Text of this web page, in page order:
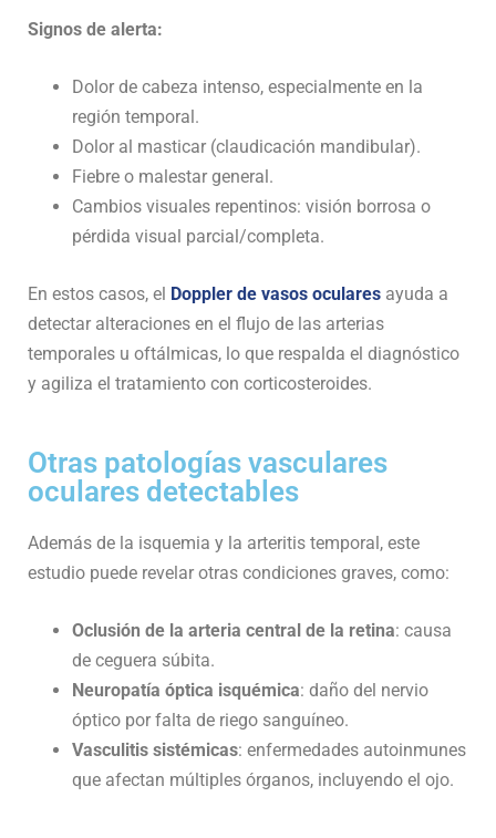
Signos de alerta:
Dolor de cabeza intenso, especialmente en la
región temporal.
Dolor al masticar (claudicación mandibular).
Fiebre o malestar general.
Cambios visuales repentinos: visión borrosa o
pérdida visual parcial/completa.
En estos casos, el Doppler de vasos oculares ayuda a
detectar alteraciones en el flujo de las arterias
temporales u oftálmicas, lo que respalda el diagnóstico
y agiliza el tratamiento con corticosteroides.
Otras patologías vasculares
oculares detectables
Además de la isquemia y la arteritis temporal, este
estudio puede revelar otras condiciones graves, como:
Oclusión de la arteria central de la retina: causa
de ceguera súbita.
Neuropatía óptica isquémica: daño del nervio
óptico por falta de riego sanguíneo.
Vasculitis sistémicas: enfermedades autoinmunes
que afectan múltiples órganos, incluyendo el ojo.